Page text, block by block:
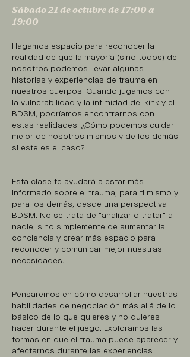
Sábado 21 de octubre de 17:00 a
19:00
Hagamos espacio para reconocer la
realidad de que la mayoría (sino todos) de
nosotros podemos llevar algunas
historias y experiencias de trauma en
nuestros cuerpos. Cuando jugamos con
la vulnerabilidad y la intimidad del kink y el
BDSM, podríamos encontrarnos con
estas realidades. ¿Cómo podemos cuidar
mejor de nosotros mismos y de los demás
si este es el caso?
Esta clase te ayudará a estar más
informado sobre el trauma, para ti mismo y
para los demás, desde una perspectiva
BDSM. No se trata de "analizar o tratar" a
nadie, sino simplemente de aumentar la
conciencia y crear más espacio para
reconocer y comunicar mejor nuestras
necesidades.
Pensaremos en cómo desarrollar nuestras
habilidades de negociación más allá de lo
básico de lo que quieres y no quieres
hacer durante el juego. Exploramos las
formas en que el trauma puede aparecer y
afectarnos durante las experiencias